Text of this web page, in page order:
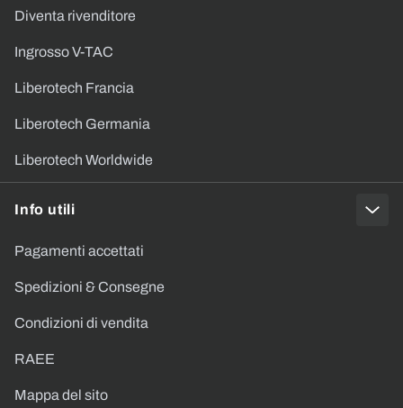
Diventa rivenditore
Ingrosso V-TAC
Liberotech Francia
Liberotech Germania
Liberotech Worldwide
Info utili
Pagamenti accettati
Spedizioni & Consegne
Condizioni di vendita
RAEE
Mappa del sito